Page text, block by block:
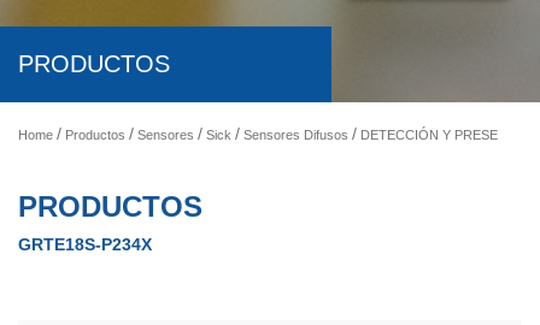
PRODUCTOS
Home Productos Sensores Sick Sensores Difusos DETECCIÓN Y PRESENCIA - SENSORES FOTOELÉCTRICOS, INDUCTIVOS, ETC
PRODUCTOS
GRTE18S-P234X